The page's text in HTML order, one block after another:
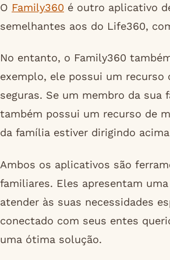
O Family360 é outro aplicativo
semelhantes aos do Life360,
No entanto, o Family360
exemplo, ele possui um recurso
seguras. Se um membro da
também possui um recurso de
da família estiver dirigindo
Ambos os aplicativos são
familiares. Eles apresentam
atender às suas necessidades
conectado com seus entes
uma ótima solução.